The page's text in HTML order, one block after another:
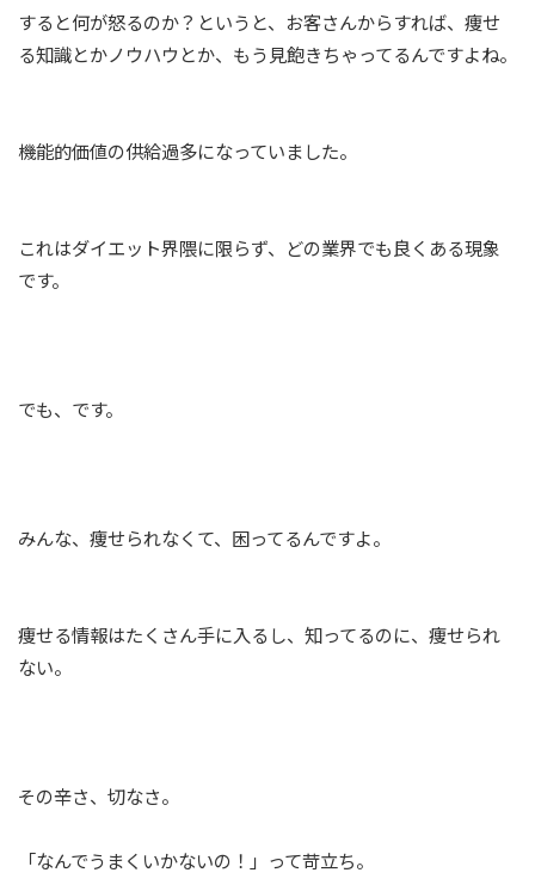
すると何が怒るのか？というと、お客さんからすれば、痩せ
る知識とかノウハウとか、もう見飽きちゃってるんですよね。
機能的価値の供給過多になっていました。
これはダイエット界隈に限らず、どの業界でも良くある現象
です。
でも、です。
みんな、痩せられなくて、困ってるんですよ。
痩せる情報はたくさん手に入るし、知ってるのに、痩せられ
ない。
その辛さ、切なさ。
「なんでうまくいかないの！」って苛立ち。